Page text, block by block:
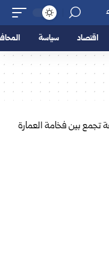
اقتصاد سياسة